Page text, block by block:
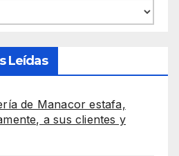
Leídas
de Manacor estafa,
a sus clientes y